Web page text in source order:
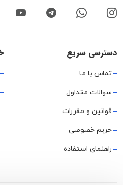
دسترسی سریع
تماس با ما
سوالات متداول
قوانین و مقررات
حریم خصوصی
راهنمای استفاده